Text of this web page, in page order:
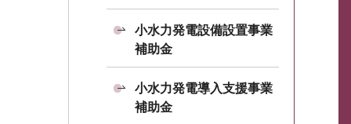
小水力発電設備設置事業
補助金
小水力発電導入支援事業
補助金